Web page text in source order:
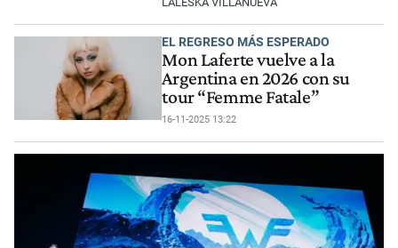
EL REGRESO MÁS ESPERADO
Mon Laferte vuelve a la
Argentina en 2026 con su
tour “Femme Fatale”
16-11-2025 13:22